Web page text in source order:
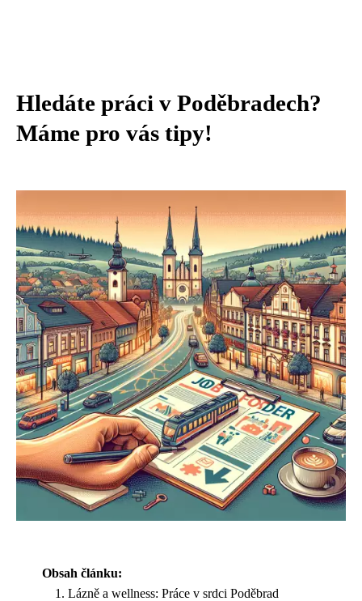
Hledáte práci v Poděbradech?
Máme pro vás tipy!
Obsah článku:
Lázně a wellness: Práce v srdci Poděbrad